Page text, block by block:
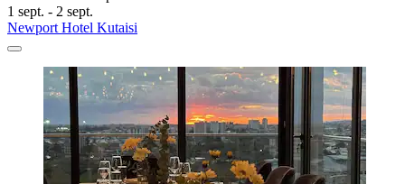
1 sept. - 2 sept.
Newport Hotel Kutaisi